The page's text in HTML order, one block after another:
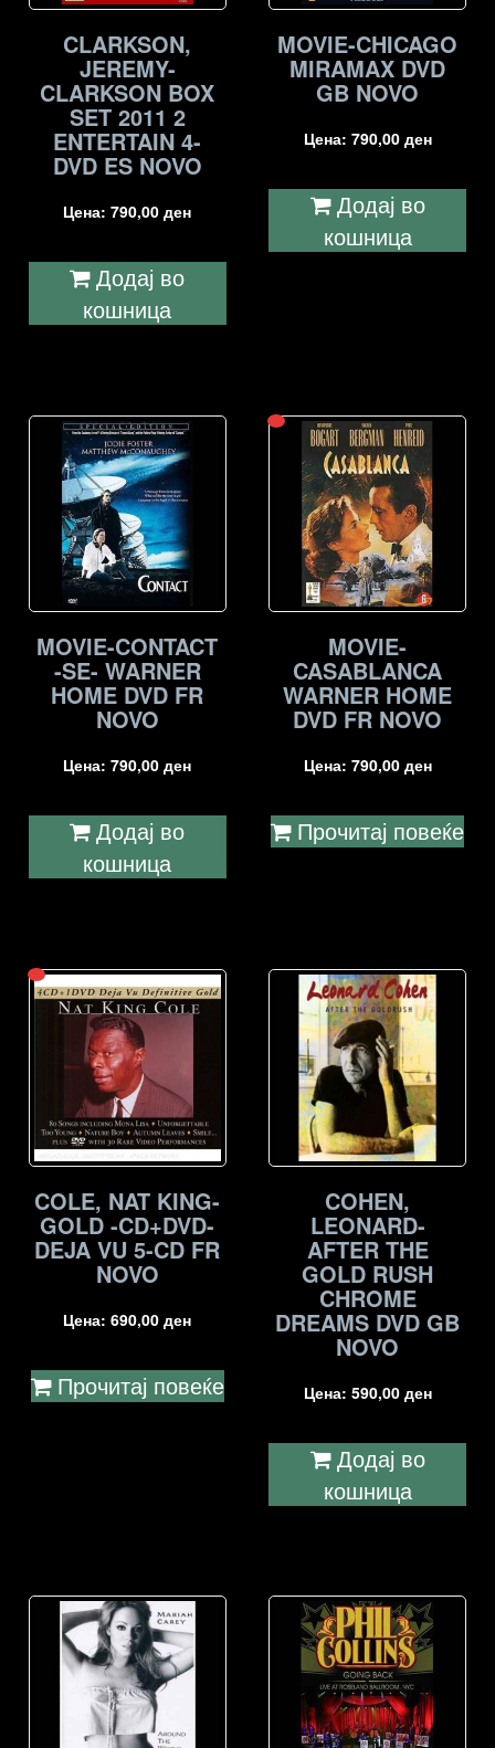
CLARKSON,
JEREMY-
CLARKSON BOX
SET 2011 2
ENTERTAIN 4-
DVD ES NOVO
Цена:790,00ден
Додај во
кошница
MOVIE-CHICAGO
MIRAMAX DVD
GB NOVO
Цена: 790,00 ден
Додај во
кошница
MOVIE-CONTACT
-SE- WARNER
HOME DVD FR
NOVO
Цена:790,00ден
Додај во
кошница
MOVIE-
CASABLANCA
WARNER HOME
DVD FR NOVO
Цена: 790,00 ден
Прочитај повеќе
COLE, NAT KING-
GOLD -CD+DVD-
DEJA VU 5-CD FR
NOVO
Цена:690,00ден
Прочитај повеќе
COHEN,
LEONARD-
AFTER THE
GOLD RUSH
CHROME
DREAMS DVD GB
NOVO
Цена: 590,00 ден
Додај во
кошница